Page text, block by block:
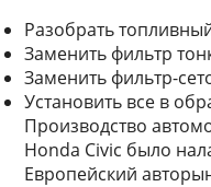
Разобрать
Заменить фильтр
Заменить фильтр-
Установить все в
Производство
Honda Civic было
Европейский